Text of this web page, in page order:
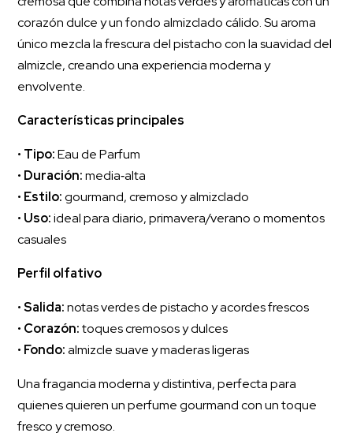
corazón dulce y un fondo almizclado cálido. Su aroma
único mezcla la frescura del pistacho con la suavidad del
almizcle, creando una experiencia moderna y
envolvente.
Características principales
• Tipo:Eau de Parfum
• Duración:media‑alta
• Estilo:gourmand, cremoso y almizclado
• Uso:ideal para diario, primavera/verano o momentos
casuales
Perfil olfativo
•Salida:notas verdes de pistacho y acordes frescos
• Corazón:toques cremosos y dulces
• Fondo:almizcle suave y maderas ligeras
Una fragancia moderna y distintiva, perfecta para
quienes quieren un perfume gourmand con un toque
fresco y cremoso.